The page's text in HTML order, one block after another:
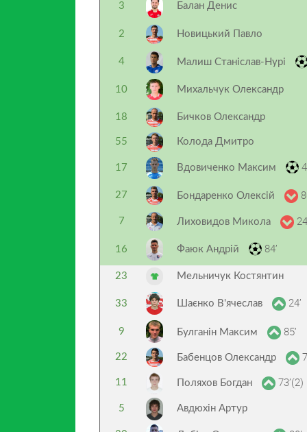
3 Балан Денис
2 Новицький Павло
4 Малиш Станіслав-Нурі
10 Михальчук Олександр
18 Бичков Олександр
55 Колода Дмитро
17 Вдовиченко Максим
27 Бондаренко Олексій
7 Лиховидов Микола
16 Фаюк Андрій 84’
23 Мельничук Костянтин
33 Шаєнко В'ячеслав 24’
9 Булганін Максим 85’
22 Бабенцов Олександр
11 Поляхов Богдан 73’(2)
5 Авдюхін Артур